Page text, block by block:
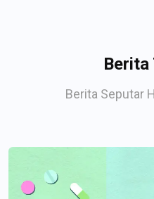
Berita
Berita Seputar